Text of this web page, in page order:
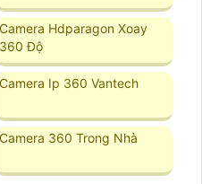
Camera Hdparagon Xoay
360 Độ
Camera Ip 360 Vantech
Camera 360 Trong Nhà